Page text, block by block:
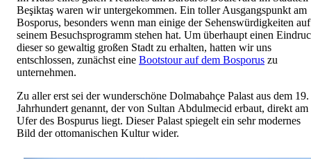
Beşiktaş waren wir untergekommen. Ein toller Ausgangspunkt am
Bosporus, besonders wenn man einige der Sehenswürdigkeiten auf
seinem Besuchsprogramm stehen hat. Um überhaupt einen
dieser so gewaltig großen Stadt zu erhalten, hatten wir uns
entschlossen, zunächst eine Bootstour auf dem Bosporus zu
unternehmen.
Zu aller erst sei der wunderschöne Dolmabahçe Palast aus dem 19.
Jahrhundert genannt, der von Sultan Abdulmecid erbaut, direkt am
Ufer des Bospurus liegt. Dieser Palast spiegelt ein sehr modernes
Bild der ottomanischen Kultur wider.